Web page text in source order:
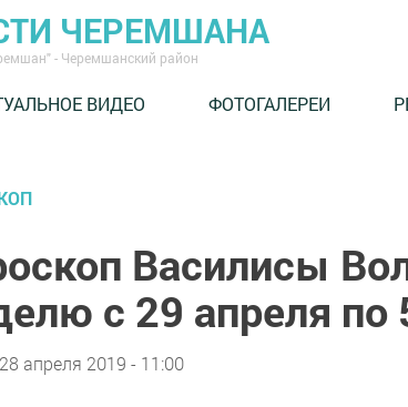
ЧЕРЕМШАНА
- Черемшанский район
ВИДЕО ФОТОГАЛЕРЕИ
Василисы
с 29 апреля по
28 апреля 2019 - 11:00